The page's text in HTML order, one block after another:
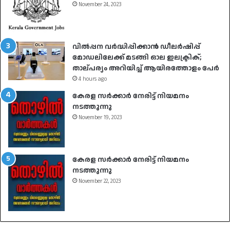
November 24, 2023
വിൽപ്പന വർദ്ധിപ്പിക്കാൻ ഡീലർഷിപ്പ്
മോഡലിലേക്ക് മടങ്ങി ഓല ഇലക്ട്രിക്;
താല്പര്യം അറിയിച്ച് ആയിരത്തോളം പേർ
4 hours ago
കേരള സർക്കാർ നേരിട്ട് നിയമനം
നടത്തുന്നു
November 19, 2023
കേരള സർക്കാർ നേരിട്ട് നിയമനം
നടത്തുന്നു
November 22, 2023